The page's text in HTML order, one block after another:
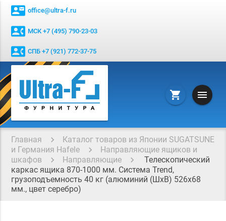
contact_mail office@ultra-f.ru
contact_phone МСК +7 (495) 790-23-03
contact_phone СПБ +7 (921) 772-37-75
shopping_cart menu
Главная
Каталог товаров из Японии SUGATSUNE
и Германия Hafele
Направляющие ящиков и
шкафов
Направляющие
Телескопический
каркас ящика 870-1000 мм. Система Trend,
грузоподъемность 40 кг (алюминий (ШхВ) 526х68
мм., цвет серебро)